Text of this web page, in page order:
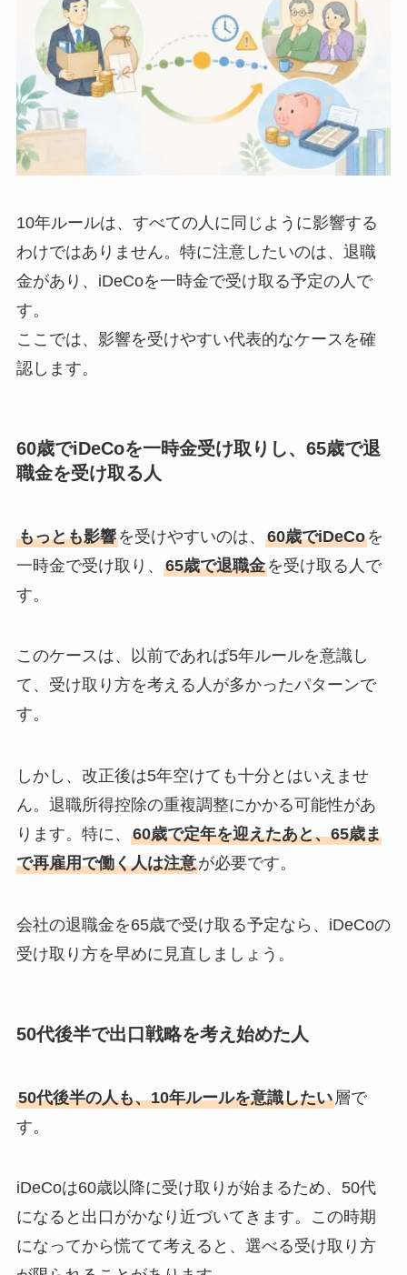
10年ルールは、すべての人に同じように影響する
わけではありません。特に注意したいのは、退職
金があり、iDeCoを一時金で受け取る予定の人で
す。
ここでは、影響を受けやすい代表的なケースを確
認します。
60歳でiDeCoを一時金受け取りし、65歳で退
職金を受け取る人
もっとも影響を受けやすいのは、 60歳でiDeCoを
一時金で受け取り、 65歳で退職金を受け取る人で
す。
このケースは、以前であれば5年ルールを意識し
て、受け取り方を考える人が多かったパターンで
す。
しかし、改正後は5年空けても十分とはいえませ
ん。退職所得控除の重複調整にかかる可能性があ
ります。特に、 60歳で定年を迎えたあと、65歳ま
で再雇用で働く人は注意が必要です。
会社の退職金を65歳で受け取る予定なら、iDeCoの
受け取り方を早めに見直しましょう。
50代後半で出口戦略を考え始めた人
50代後半の人も、10年ルールを意識したい層で
す。
iDeCoは60歳以降に受け取りが始まるため、50代
になると出口がかなり近づいてきます。この時期
になってから慌てて考えると、選べる受け取り方